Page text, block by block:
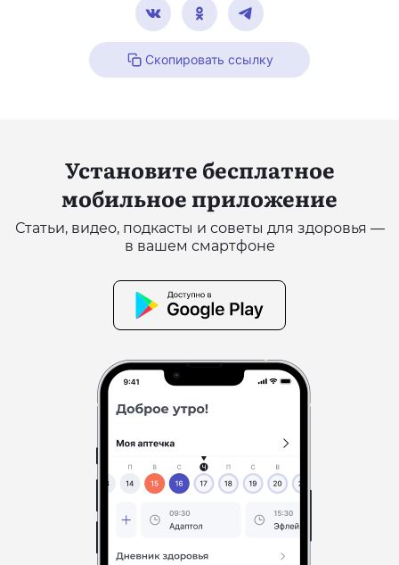
Скопировать ссылку
Установите бесплатное
мобильное приложение
Статьи, видео, подкасты и советы для здоровья —
в вашем смартфоне